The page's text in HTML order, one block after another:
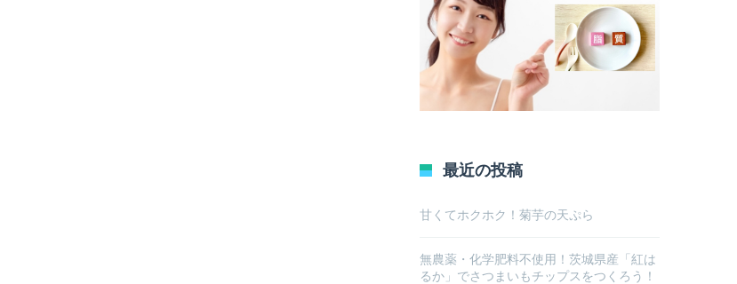
最近の投稿
甘くてホクホク！菊芋の天ぷら
無農薬・化学肥料不使用！茨城県産「紅は
るか」でさつまいもチップスをつくろう！